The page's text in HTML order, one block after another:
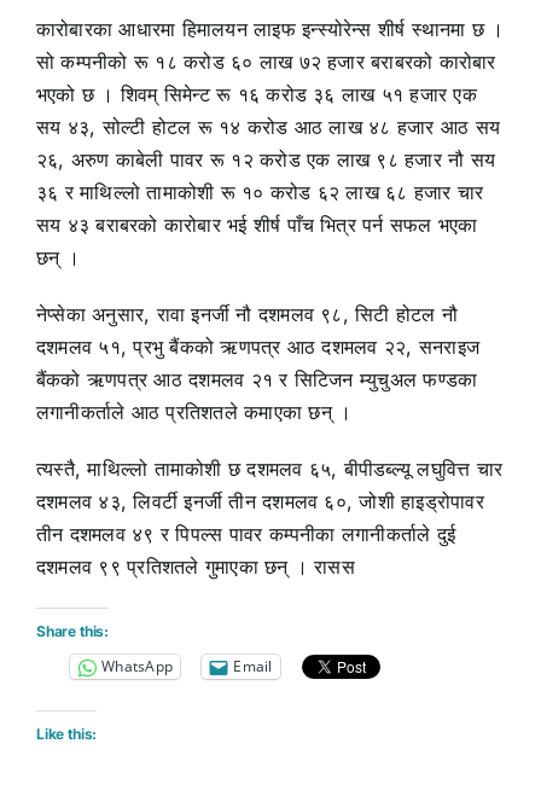
कारोबारका आधारमा हिमालयन लाइफ इन्स्योरेन्स शीर्ष स्थानमा छ ।
सो कम्पनीको रू १८ करोड ६० लाख ७२ हजार बराबरको कारोबार
भएको छ । शिवम् सिमेन्ट रू १६ करोड ३६ लाख ५१ हजार एक
सय ४३, सोल्टी होटल रू १४ करोड आठ लाख ४८ हजार आठ सय
२६, अरुण काबेली पावर रू १२ करोड एक लाख ९८ हजार नौ सय
३६ र माथिल्लो तामाकोशी रू १० करोड ६२ लाख ६८ हजार चार
सय ४३ बराबरको कारोबार भई शीर्ष पाँच भित्र पर्न सफल भएका
छन् ।
नेप्सेका अनुसार, रावा इनर्जी नौ दशमलव ९८, सिटी होटल नौ
दशमलव ५१, प्रभु बैंकको ऋणपत्र आठ दशमलव २२, सनराइज
बैंकको ऋणपत्र आठ दशमलव २१ र सिटिजन म्युचुअल फण्डका
लगानीकर्ताले आठ प्रतिशतले कमाएका छन् ।
त्यस्तै, माथिल्लो तामाकोशी छ दशमलव ६५, बीपीडब्ल्यू लघुवित्त चार
दशमलव ४३, लिवर्टी इनर्जी तीन दशमलव ६०, जोशी हाइड्रोपावर
तीन दशमलव ४९ र पिपल्स पावर कम्पनीका लगानीकर्ताले दुई
दशमलव ९९ प्रतिशतले गुमाएका छन् । रासस
Share this:
WhatsApp Email
Like this: